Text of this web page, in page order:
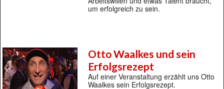
um erfolgreich zu sein.
Otto Waalkes und sein
Erfolgsrezept
Auf einer Veranstaltung erzählt uns Otto
Waalkes sein Erfolgsrezept.